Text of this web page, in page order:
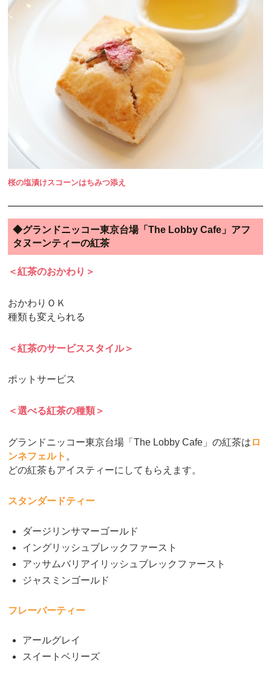
桜の塩漬けスコーンはちみつ添え
◆グランドニッコー東京台場「The Lobby Cafe」アフ
タヌーンティーの紅茶
＜紅茶のおかわり＞
おかわりＯＫ
種類も変えられる
＜紅茶のサービススタイル＞
ポットサービス
＜選べる紅茶の種類＞
グランドニッコー東京台場「The Lobby Cafe」の紅茶は ロ
ンネフェルト 。
どの紅茶もアイスティーにしてもらえます。
スタンダードティー
ダージリンサマーゴールド
イングリッシュブレックファースト
アッサムバリアイリッシュブレックファースト
ジャスミンゴールド
フレーバーティー
アールグレイ
スイートベリーズ